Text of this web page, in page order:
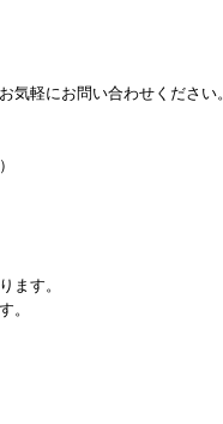
軽にお問い合わせください。
ます。
。